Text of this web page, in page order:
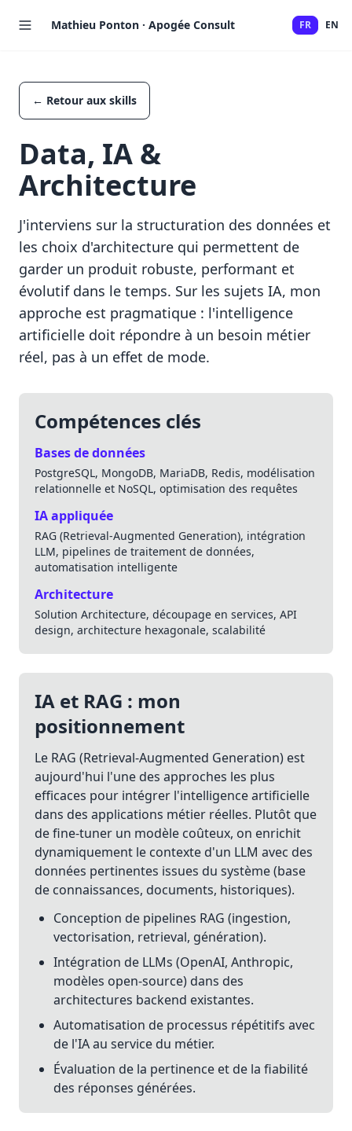
Mathieu Ponton · Apogée Consult FR EN
← Retour aux skills
Data, IA &
Architecture
J'interviens sur la structuration des données et
les choix d'architecture qui permettent de
garder un produit robuste, performant et
évolutif dans le temps. Sur les sujets IA, mon
approche est pragmatique : l'intelligence
artificielle doit répondre à un besoin métier
réel, pas à un effet de mode.
Compétences clés
Bases de données
PostgreSQL, MongoDB, MariaDB, Redis, modélisation
relationnelle et NoSQL, optimisation des requêtes
IA appliquée
RAG (Retrieval-Augmented Generation), intégration
LLM, pipelines de traitement de données,
automatisation intelligente
Architecture
Solution Architecture, découpage en services, API
design, architecture hexagonale, scalabilité
IA et RAG : mon
positionnement
Le RAG (Retrieval-Augmented Generation) est
aujourd'hui l'une des approches les plus
efficaces pour intégrer l'intelligence artificielle
dans des applications métier réelles. Plutôt que
de fine-tuner un modèle coûteux, on enrichit
dynamiquement le contexte d'un LLM avec des
données pertinentes issues du système (base
de connaissances, documents, historiques).
Conception de pipelines RAG (ingestion,
vectorisation, retrieval, génération).
Intégration de LLMs (OpenAI, Anthropic,
modèles open-source) dans des
architectures backend existantes.
Automatisation de processus répétitifs avec
de l'IA au service du métier.
Évaluation de la pertinence et de la fiabilité
des réponses générées.